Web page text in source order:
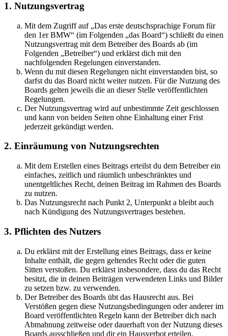
1. Nutzungsvertrag
Mit dem Zugriff auf „Das erste deutschsprachige Forum für
den 1er BMW“ (im Folgenden „das Board“) schließt du einen
Nutzungsvertrag mit dem Betreiber des Boards ab (im
Folgenden „Betreiber“) und erklärst dich mit den
nachfolgenden Regelungen einverstanden.
Wenn du mit diesen Regelungen nicht einverstanden bist, so
darfst du das Board nicht weiter nutzen. Für die Nutzung des
Boards gelten jeweils die an dieser Stelle veröffentlichten
Regelungen.
Der Nutzungsvertrag wird auf unbestimmte Zeit geschlossen
und kann von beiden Seiten ohne Einhaltung einer Frist
jederzeit gekündigt werden.
2. Einräumung von Nutzungsrechten
Mit dem Erstellen eines Beitrags erteilst du dem Betreiber ein
einfaches, zeitlich und räumlich unbeschränktes und
unentgeltliches Recht, deinen Beitrag im Rahmen des Boards
zu nutzen.
Das Nutzungsrecht nach Punkt 2, Unterpunkt a bleibt auch
nach Kündigung des Nutzungsvertrages bestehen.
3. Pflichten des Nutzers
Du erklärst mit der Erstellung eines Beitrags, dass er keine
Inhalte enthält, die gegen geltendes Recht oder die guten
Sitten verstoßen. Du erklärst insbesondere, dass du das Recht
besitzt, die in deinen Beiträgen verwendeten Links und Bilder
zu setzen bzw. zu verwenden.
Der Betreiber des Boards übt das Hausrecht aus. Bei
Verstößen gegen diese Nutzungsbedingungen oder anderer im
Board veröffentlichten Regeln kann der Betreiber dich nach
Abmahnung zeitweise oder dauerhaft von der Nutzung dieses
Boards ausschließen und dir ein Hausverbot erteilen.